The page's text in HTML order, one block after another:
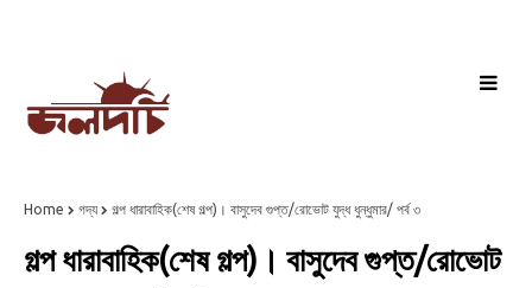
Home গদ্য গল্প ধারাবাহিক(শেষ গল্প)। বাসুদেব গুপ্ত/রোভোট যুদ্ধ ধুন্ধুমার/ পর্ব ৩
গল্প ধারাবাহিক(শেষ গল্প)। বাসুদেব গুপ্ত/রোভোট